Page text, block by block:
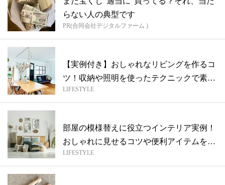
らない人の典型です
PR(合同会社デジタルファーム )
【実例付き】おしゃれなリビングを作るコ
ツ！収納や照明を使ったテクニックで素敵
空間
LIFESTYLE
部屋の模様替えに役立つインテリア実例！
おしゃれに見せるコツや便利アイテムをご
紹介
LIFESTYLE